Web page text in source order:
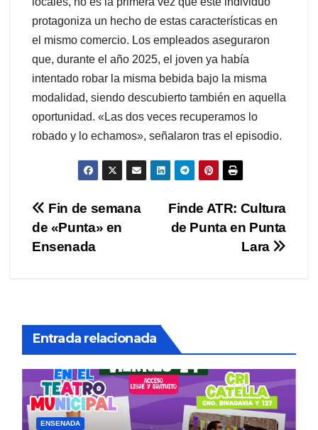
protagoniza un hecho de estas características en
el mismo comercio. Los empleados aseguraron
que, durante el año 2025, el joven ya había
intentado robar la misma bebida bajo la misma
modalidad, siendo descubierto también en aquella
oportunidad. «Las dos veces recuperamos lo
robado y lo echamos», señalaron tras el episodio.
Navegación
de
Finde ATR: Cultura
de Punta en Punta
Lara
Fin de semana
de «Punta» en
Ensenada
Entrada relacionada
ENSENADA